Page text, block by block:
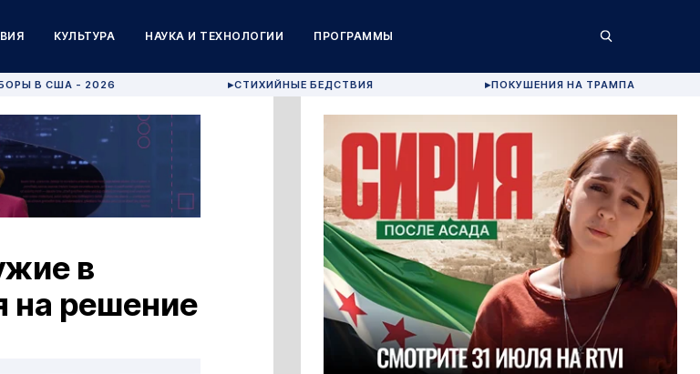
КУЛЬТУРА НАУКА И ТЕХНОЛОГИИ ПРОГРАММЫ
В США - 2026 ▶СТИХИЙНЫЕ БЕДСТВИЯ ▶ПОКУШЕНИЯ НА ТРАМПА
в
на решение